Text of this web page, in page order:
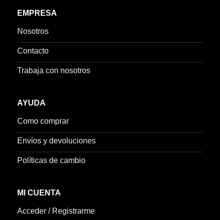
EMPRESA
Nosotros
Contacto
Trabaja con nosotros
AYUDA
Como comprar
Envíos y devoluciones
Políticas de cambio
MI CUENTA
Acceder / Registrarme